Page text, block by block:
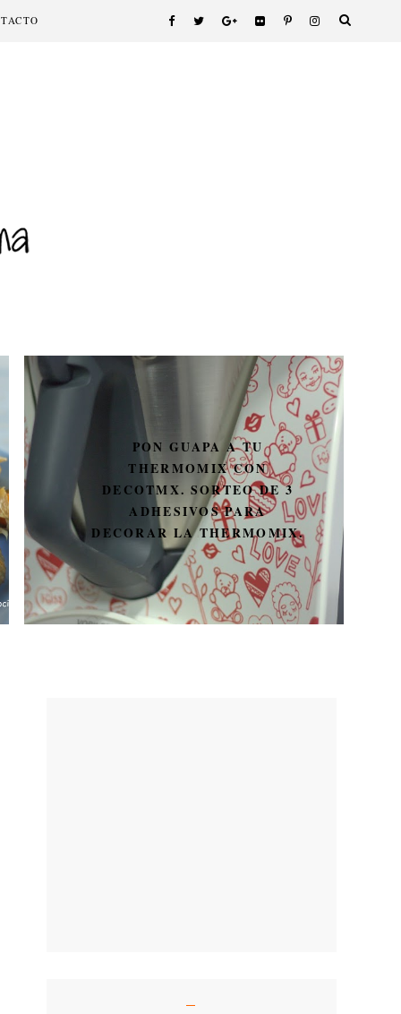
PON GUAPA A TU
THERMOMIX CON
DECOTMX. SORTEO DE 3
ADHESIVOS PARA
DECORAR LA THERMOMIX.